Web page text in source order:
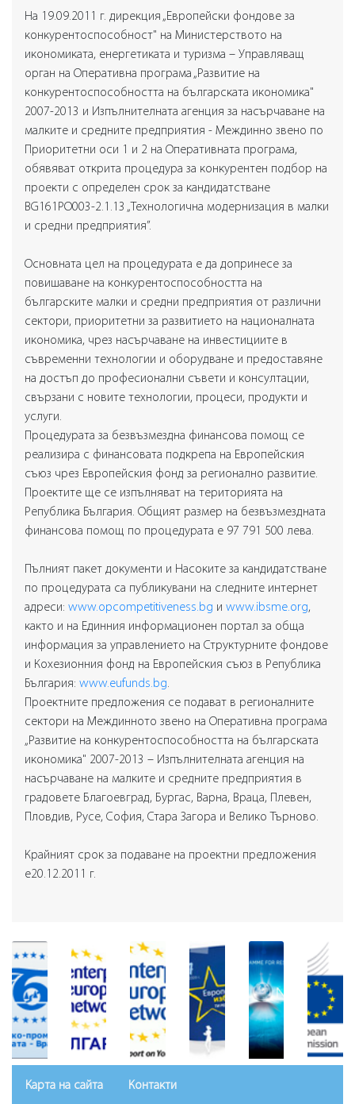
На 19.09.2011 г. дирекция „Европейски фондове за
конкурентоспособност" на Министерството на
икономиката, енергетиката и туризма – Управляващ
орган на Оперативна програма „Развитие на
конкурентоспособността на българската икономика"
2007-2013 и Изпълнителната агенция за насърчаване на
малките и средните предприятия - Междинно звено по
Приоритетни оси 1 и 2 на Оперативната програма,
обявяват открита процедура за конкурентен подбор на
проекти с определен срок за кандидатстване
BG161PO003-2.1.13 „Технологична модернизация в малки
и средни предприятия”.
Основната цел на процедурата е да допринесе за
повишаване на конкурентоспособността на
българските малки и средни предприятия от различни
сектори, приоритетни за развитието на националната
икономика, чрез насърчаване на инвестициите в
съвременни технологии и оборудване и предоставяне
на достъп до професионални съвети и консултации,
свързани с новите технологии, процеси, продукти и
услуги.
Процедурата за безвъзмездна финансова помощ се
реализира с финансовата подкрепа на Европейския
съюз чрез Европейския фонд за регионално развитие.
Проектите ще се изпълняват на територията на
Република България. Общият размер на безвъзмездната
финансова помощ по процедурата е 97 791 500 лева.
Пълният пакет документи и Насоките за кандидатстване
по процедурата са публикувани на следните интернет
адреси: www.opcompetitiveness.bg и www.ibsme.org,
както и на Единния информационен портал за обща
информация за управлението на Структурните фондове
и Кохезионния фонд на Европейския съюз в Република
България: www.eufunds.bg.
Проектните предложения се подават в регионалните
сектори на Междинното звено на Оперативна програма
„Развитие на конкурентоспособността на българската
икономика" 2007-2013 – Изпълнителната агенция на
насърчаване на малките и средните предприятия в
градовете Благоевград, Бургас, Варна, Враца, Плевен,
Пловдив, Русе, София, Стара Загора и Велико Търново.
Крайният срок за подаване на проектни предложения
е20.12.2011 г.
Карта на сайта Контакти